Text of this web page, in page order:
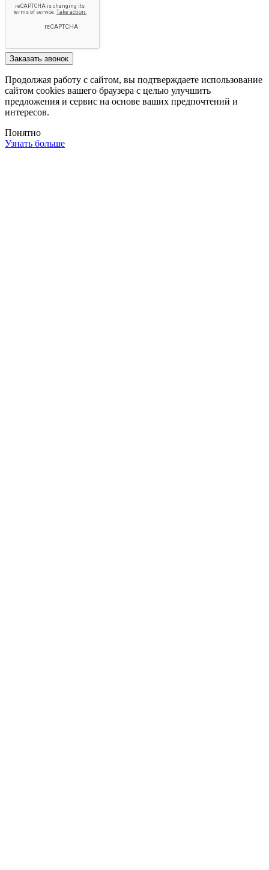
Продолжая работу с сайтом, вы подтверждаете использование
сайтом cookies вашего браузера с целью улучшить
предложения и сервис на основе ваших предпочтений и
интересов.
Понятно
Узнать больше